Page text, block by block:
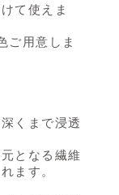
て使えま
ご用意しま
くまで浸透
となる繊維
ます。